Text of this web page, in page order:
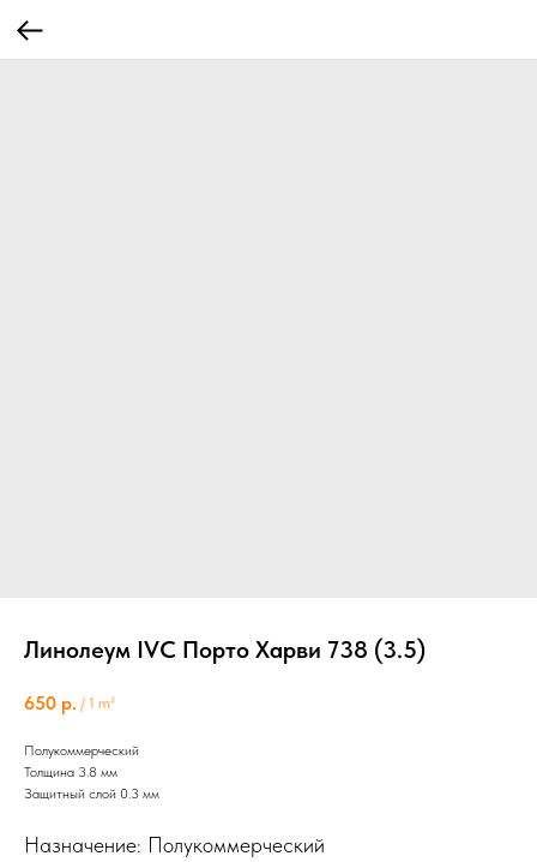
Линолеум IVC Порто Харви 738 (3.5)
650 р. / 1 m²
Полукоммерческий
Толщина 3.8 мм
Защитный слой 0.3 мм
Назначение: Полукоммерческий